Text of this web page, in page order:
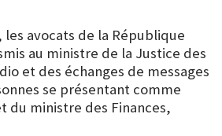
les avocats de la République
au ministre de la Justice des
et des échanges de messages
se présentant comme
du ministre des Finances,